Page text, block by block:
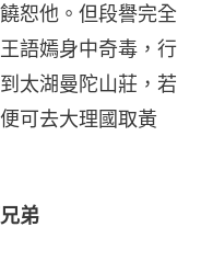
恕他。但段譽完全
語嫣身中奇毒，行
太湖曼陀山莊，若
可去大理國取黃
弟